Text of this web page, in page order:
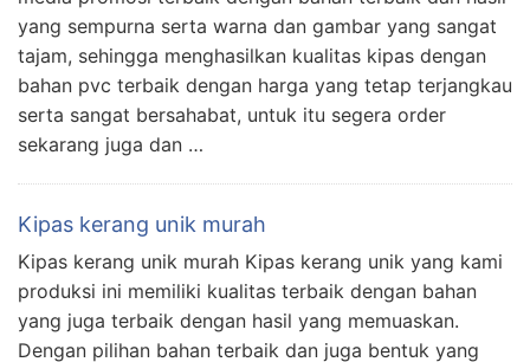
yang sempurna serta warna dan gambar yang sangat
tajam, sehingga menghasilkan kualitas kipas dengan
bahan pvc terbaik dengan harga yang tetap terjangkau
serta sangat bersahabat, untuk itu segera order
sekarang juga dan …
Kipas kerang unik murah
Kipas kerang unik murah Kipas kerang unik yang kami
produksi ini memiliki kualitas terbaik dengan bahan
yang juga terbaik dengan hasil yang memuaskan.
Dengan pilihan bahan terbaik dan juga bentuk yang